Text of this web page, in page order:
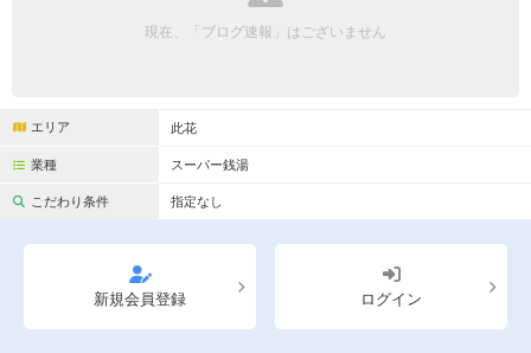
完全個室
ペアルームあり シャワー室完備
フットバスあり
専用駐車場あり 有資格者在籍
現在、「ブログ速報」はございません
エリア 此花
業種 スーパー銭湯
こだわり条件 指定なし
新規会員登録 ログイン